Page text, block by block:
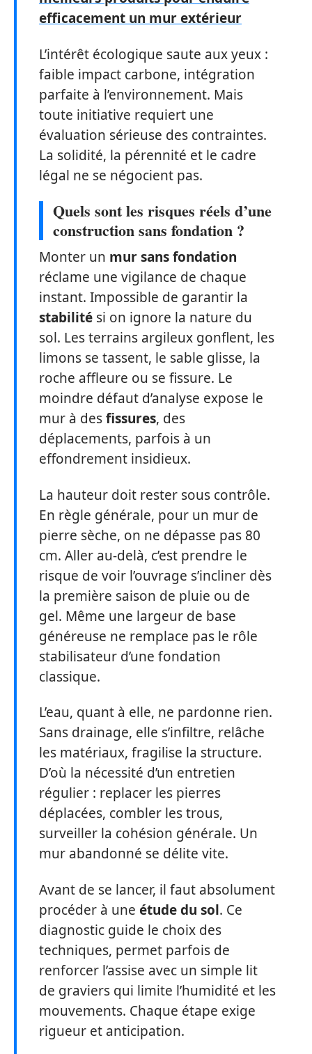
efficacement un mur extérieur
L’intérêt écologique saute aux yeux :
faible impact carbone, intégration
parfaite à l’environnement. Mais
toute initiative requiert une
évaluation sérieuse des contraintes.
La solidité, la pérennité et le cadre
légal ne se négocient pas.
Quels sont les risques réels d’une
construction sans fondation ?
Monter un mur sans fondation
réclame une vigilance de chaque
instant. Impossible de garantir la
stabilité si on ignore la nature du
sol. Les terrains argileux gonflent, les
limons se tassent, le sable glisse, la
roche affleure ou se fissure. Le
moindre défaut d’analyse expose le
mur à desfissures, des
déplacements, parfois à un
effondrement insidieux.
La hauteur doit rester sous contrôle.
En règle générale, pour un mur de
pierre sèche, on ne dépasse pas 80
cm. Aller au-delà, c’est prendre le
risque de voir l’ouvrage s’incliner dès
la première saison de pluie ou de
gel. Même une largeur de base
généreuse ne remplace pas le rôle
stabilisateur d’une fondation
classique.
L’eau, quant à elle, ne pardonne rien.
Sans drainage, elle s’infiltre, relâche
les matériaux, fragilise la structure.
D’où la nécessité d’un entretien
régulier : replacer les pierres
déplacées, combler les trous,
surveiller la cohésion générale. Un
mur abandonné se délite vite.
Avant de se lancer, il faut absolument
procéder à une étude du sol. Ce
diagnostic guide le choix des
techniques, permet parfois de
renforcer l’assise avec un simple lit
de graviers qui limite l’humidité et les
mouvements. Chaque étape exige
rigueur et anticipation.